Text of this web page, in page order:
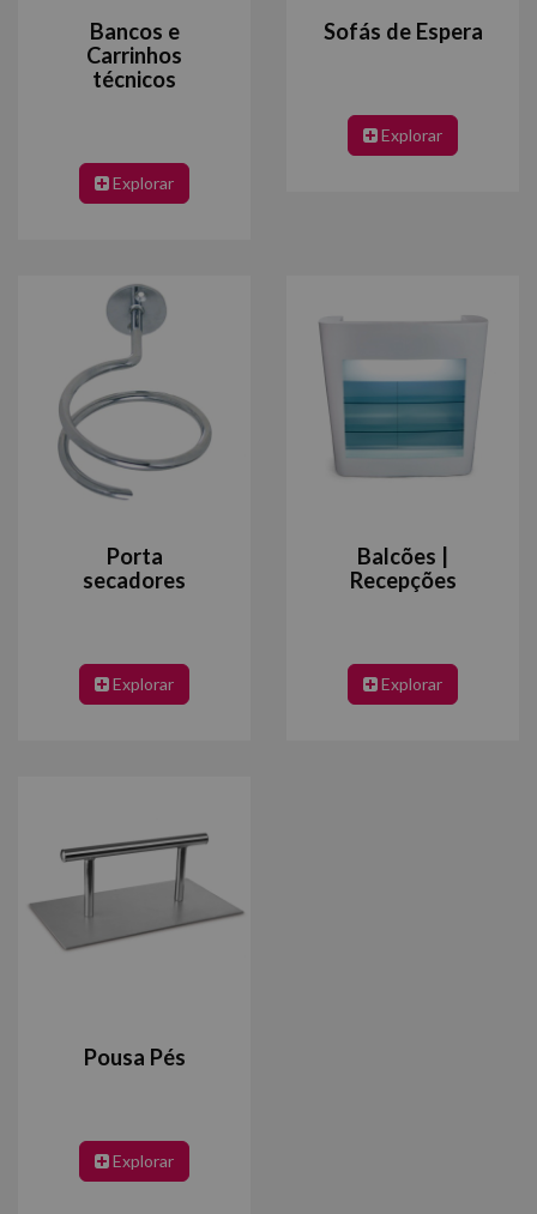
Bancos e
Carrinhos
técnicos
Explorar
Sofás de Espera
Explorar
Porta
secadores
Explorar
Balcões |
Recepções
Explorar
Pousa Pés
Explorar